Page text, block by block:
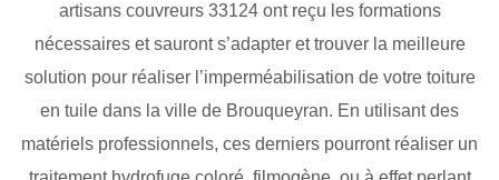
artisans couvreurs 33124 ont reçu les formations
nécessaires et sauront s’adapter et trouver la meilleure
solution pour réaliser l’imperméabilisation de votre toiture
en tuile dans la ville de Brouqueyran. En utilisant des
matériels professionnels, ces derniers pourront réaliser un